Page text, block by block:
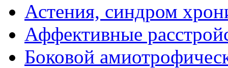
Астения, синдром
Аффективные
Боковой